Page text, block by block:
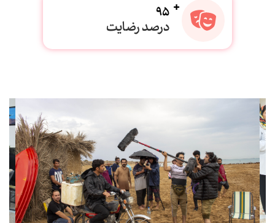
95
درصد رضایت